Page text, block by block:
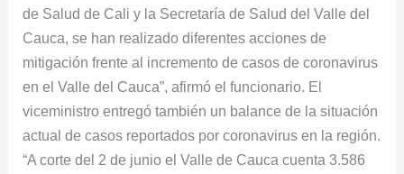
de Salud de Cali y la Secretaría de Salud del Valle del
Cauca, se han realizado diferentes acciones de
mitigación frente al incremento de casos de coronavirus
en el Valle del Cauca”, afirmó el funcionario. El
viceministro entregó también un balance de la situación
actual de casos reportados por coronavirus en la región.
“A corte del 2 de junio el Valle de Cauca cuenta 3.586